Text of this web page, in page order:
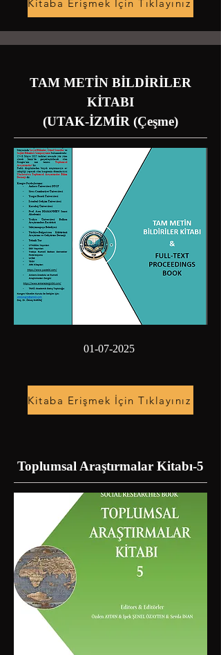
Kitaba Erişmek İçin Tıklayınız
TAM METİN BİLDİRİLER
KİTABI
(UTAK-İZMİR (Çeşme)
01-07-2025
Kitaba Erişmek İçin Tıklayınız
Toplumsal Araştırmalar Kitabı-5